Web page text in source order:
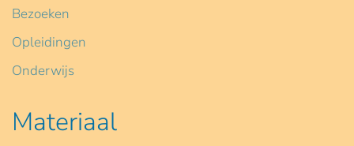
Bezoeken
Opleidingen
Onderwijs
Materiaal